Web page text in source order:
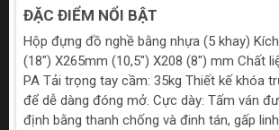
ĐẶC ĐIỂM NỔI BẬT
Hộp đựng đồ nghề bằng nhựa (5 khay)
(18") X265mm (10,5") X208 (8") mm Chất
PA Tải trọng tay cầm: 35kg Thiết kế khóa
để dễ dàng đóng mở. Cực dày: Tấm ván
định bằng thanh chống và đinh tán, gấp